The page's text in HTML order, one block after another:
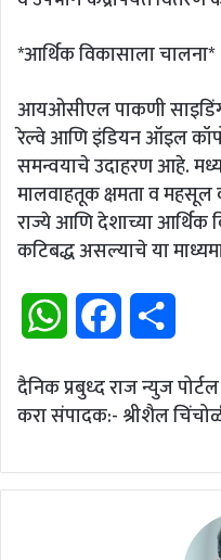
*आर्थिक विकासाला चालना*
आयओसीएल पाकणी
रेल्वे आणि इंडियन ऑइल
समन्वयाचे उदाहरण आहे.
मालवाहतूक क्षमता व महसूल
राज्ये आणि देशाच्या आर्थिक
कटिबद्ध असल्याचे या
W
a
s
c
b
a
e
दैनिक प्रबुध्द राज न्युज
करा संपादक:- श्रीशैल